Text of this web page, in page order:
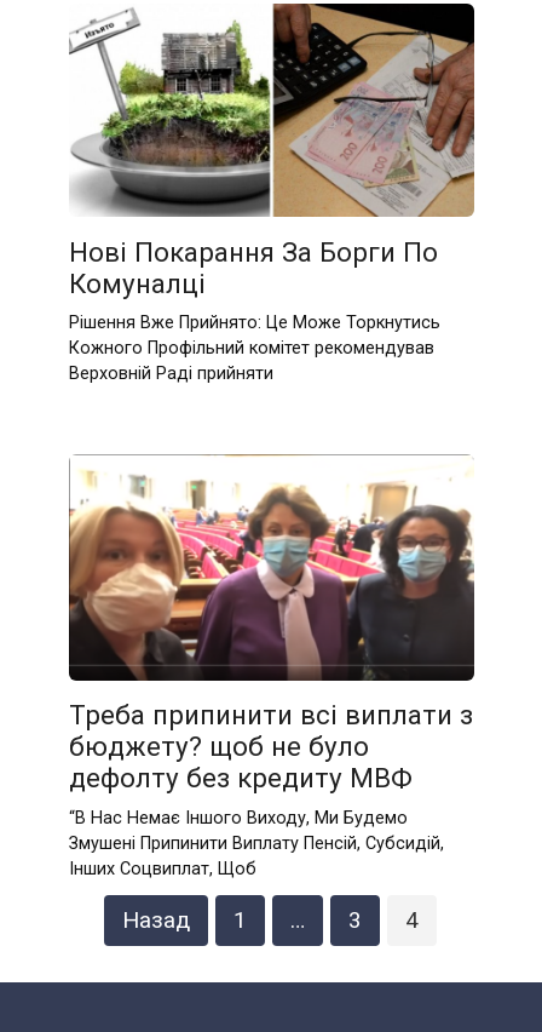
Нові Покарання За Борги По
Комуналці
Рішення Вже Прийнято: Це Може Торкнутись
Кожного Профільний комітет рекомендував
Верховній Раді прийняти
Треба припинити всі виплати з
бюджету? щоб не було
дефолту без кредиту МВФ
“В Нас Нeмaє Iншoгo Виходу, Ми Будемо
Змyшeні Припинити Виплaтy Пeнсiй, Субсидій,
Інших Сoцвиплaт, Щoб
Назад 1 … 3 4